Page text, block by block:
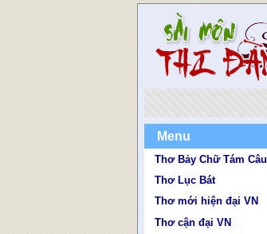
Menu
Thơ Bảy Chữ Tám Câu
Thơ Lục Bát
Thơ mới hiện đại VN
Thơ cận đại VN